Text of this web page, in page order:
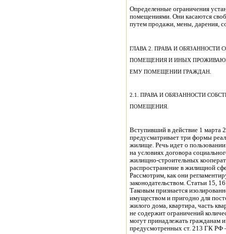
Определенные ограничения
помещениями. Они касаются
путем продажи, мены, дарения,
ГЛАВА 2. ПРАВА И ОБЯЗАННОСТИ
ПОМЕЩЕНИЯ И ИНЫХ
ЕМУ ПОМЕЩЕНИИ ГРАЖДАН.
2.1. ПРАВА И ОБЯЗАННОСТИ
ПОМЕЩЕНИЯ.
Вступивший в действие 1
предусматривает три формы
жилище. Речь идет о
на условиях договора
жилищно-строительных
распространение в жилищной
Рассмотрим, как они
законодательством. Статьи 15,
Таковым признается
имуществом и пригодно для
жилого дома, квартира, часть
не содержит ограничений
могут принадлежать гражданам
предусмотренных ст. 213 ГК РФ